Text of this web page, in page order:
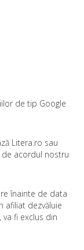
de tip Google
Litera.ro sau
acordul nostru
înainte de data
afiliat dezvăluie
fi exclus din